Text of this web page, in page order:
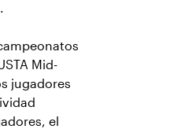
Mid-
jugadores
el